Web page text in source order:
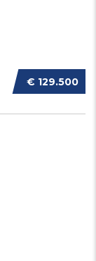
€ 129.500